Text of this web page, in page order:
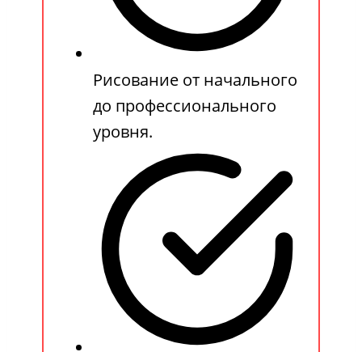
Рисование от начального
до профессионального
уровня.